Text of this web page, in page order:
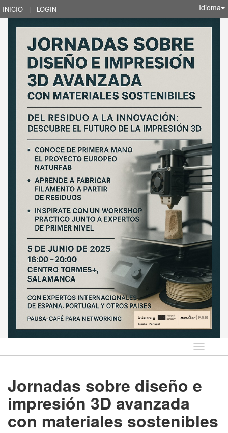
INICIO | LOGIN Idioma
Idioma
Jornadas sobre diseño e
impresión 3D avanzada
con materiales sostenibles